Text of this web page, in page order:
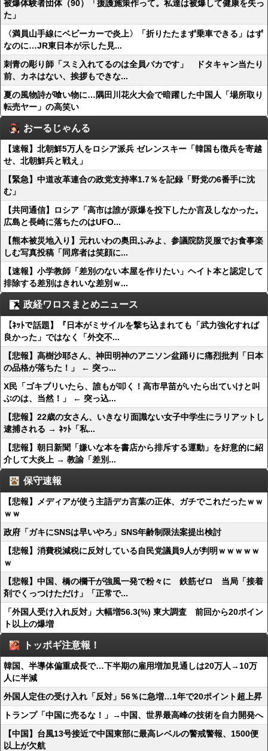
被爆体験者団体（90）「援護施策作って。私達は被爆して健康を失っ
た」
〈満員山手線にベビーカーで炎上〉「折りたたまず乗車できる」はず
なのに…JR東日本が示した見...
刺青の彫り師「スミ入れてるのは全員バカです」 ドタキャン当たり
前、カネはない、挨拶もできな...
夏の風物詩が喰い物に…隅田川花火大会で暗躍した中国人「場所取り
転売ヤー」の高笑い
おーるじゃんる
【速報】北朝鮮5万人をロシア派兵 ゼレンスキー「韓国も徴兵を寄越
せ、北朝鮮兵と戦え」
【緊急】中道改革連合の政党支持率1.7％を記録「野党の6番手に沈
む」
【共同通信】ロシア「高市は誰が原爆を投下したか言及しなかった。
広島と長崎に落ちたのはUFO...
【熊本被災地入り】元れいわの奥田ふみよ、参議院防災服でお食事楽
しむ写真投稿「同席者は笑顔に...
【速報】小学教師「差別のない本屋を作りたい」ヘイト本と認定して
排除する差別はきれいな差別ｗ...
政経ワロスまとめニュース
【ﾈｯﾄで話題】『日本がミサイルを撃ち込まれても「武力強化すれば
良かった」ではなく「外交不...
【悲報】高樹沙耶さん、神田明神のアニソン盆踊りに痛烈批判「日本
の品格が落ちた！」 ← 突っ...
X民「ゴキブリいたら、誰もが叩く！高市早苗がいたら出ていけと叫
ぶのは、当然！」 ← 突っ込...
【悲報】22歳の女さん、いきなり面識ない女子中学生にラリアットし
逮捕される → ﾈｯﾄ「私...
【悲報】朝日新聞「嫌いな本を書店から排斥する運動」を好意的に紹
介して大炎上 → 教諭「差別...
保守速報
【悲報】メディアが使う主語デカ言葉の正体、ガチでこれだったｗｗ
ｗｗ
政府「ガキにSNSは早いやろ」SNS年齢制限法案提出検討
【悲報】消費税減税に反対している自民党議員9人が判明ｗｗｗｗｗ
ｗ
【悲報】中国、橋の欄干が強風一発で粉々に 鉄筋ゼロ 当局「接着
剤でくっつけただけ」「正常で...
「外国人受け入れ反対」大幅増56.3(%) 東大調査 前回から20ポイン
ト以上の爆増
トッポギ注意報！
韓国、半導体偏重成長で…下半期の雇用増加見通しは20万人→10万
人に半減
外国人定住の受け入れ「反対」56％に急増…1年で20ポイント超上昇
トランプ「中国に売るな！」→中国、世界最高峰の技術を自力開発へ
【中国】台風13号接近で中国東部に最高レベルの警戒警報、1500便
以上が欠航